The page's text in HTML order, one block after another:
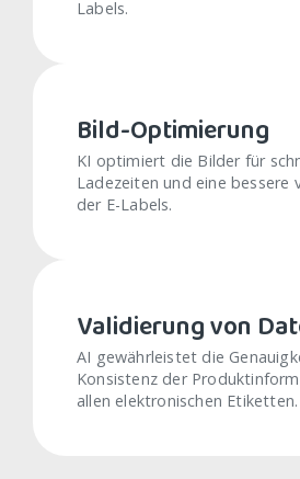
Labels.
Bild-Optimierung
KI optimiert die Bilder für
Ladezeiten und eine bessere
der E-Labels.
Validierung von
AI gewährleistet die
Konsistenz der
allen elektronischen Etiketten.